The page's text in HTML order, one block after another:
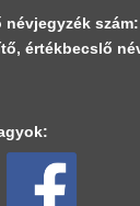
szám:
értékbecslő